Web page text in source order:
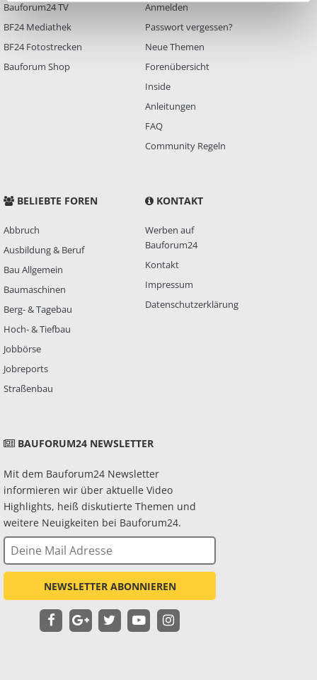
Bauforum24 TV
BF24 Mediathek
BF24 Fotostrecken
Bauforum Shop
Anmelden
Passwort vergessen?
Neue Themen
Forenübersicht
Inside
Anleitungen
FAQ
Community Regeln
BELIEBTE FOREN
Abbruch
Ausbildung & Beruf
Bau Allgemein
Baumaschinen
Berg- & Tagebau
Hoch- & Tiefbau
Jobbörse
Jobreports
Straßenbau
KONTAKT
Werben auf
Bauforum24
Kontakt
Impressum
Datenschutzerklärung
BAUFORUM24 NEWSLETTER
Mit dem Bauforum24 Newsletter
informieren wir über aktuelle Video
Highlights, heiß diskutierte Themen und
weitere Neuigkeiten bei Bauforum24.
NEWSLETTER ABONNIEREN